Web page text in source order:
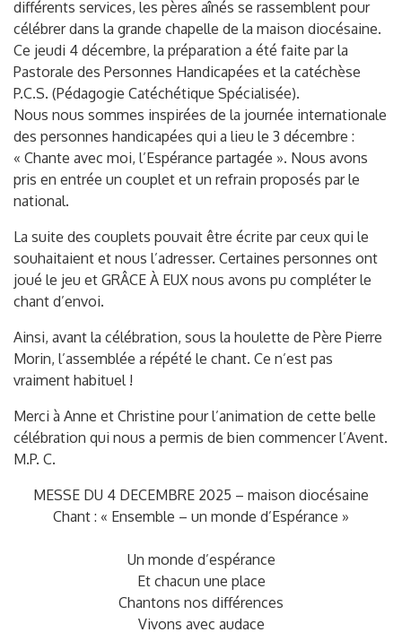
différents services, les pères aînés se rassemblent pour
célébrer dans la grande chapelle de la maison diocésaine.
Ce jeudi 4 décembre, la préparation a été faite par la
Pastorale des Personnes Handicapées et la catéchèse
P.C.S. (Pédagogie Catéchétique Spécialisée).
Nous nous sommes inspirées de la journée internationale
des personnes handicapées qui a lieu le 3 décembre :
« Chante avec moi, l’Espérance partagée ». Nous avons
pris en entrée un couplet et un refrain proposés par le
national.
La suite des couplets pouvait être écrite par ceux qui le
souhaitaient et nous l’adresser. Certaines personnes ont
joué le jeu et GRÂCE À EUX nous avons pu compléter le
chant d’envoi.
Ainsi, avant la célébration, sous la houlette de Père Pierre
Morin, l’assemblée a répété le chant. Ce n’est pas
vraiment habituel !
Merci à Anne et Christine pour l’animation de cette belle
célébration qui nous a permis de bien commencer l’Avent.
M.P. C.
MESSE DU 4 DECEMBRE 2025 – maison diocésaine
Chant : « Ensemble – un monde d’Espérance »
Un monde d’espérance
Et chacun une place
Chantons nos différences
Vivons avec audace